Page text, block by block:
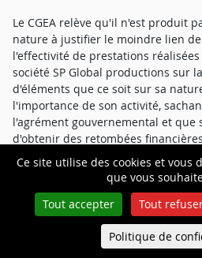
Ce site utilise des cookies et vous
que vous
Tout accepter
Tout
Politique de
Le CGEA relève qu'il n'est produit
nature à justifier le moindre lien
l'effectivité de prestations
société SP Global productions sur
d'éléments que ce soit sur sa
l'importance de son activité,
l'agrément gouvernemental et que
d'obtenir des retombées
en régularisant des contrats de
s'adonnant en toute
contrôle, ni directive, à la
des compétitions, ce qui pourrait
sponsoring mais en aucun cas à
Queue-Fair